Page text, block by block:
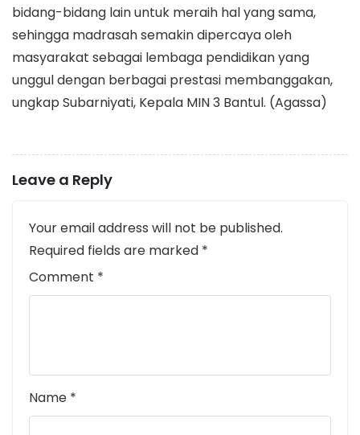
bidang-bidang lain untuk meraih hal yang sama,
sehingga madrasah semakin dipercaya oleh
masyarakat sebagai lembaga pendidikan yang
unggul dengan berbagai prestasi membanggakan,
ungkap Subarniyati, Kepala MIN 3 Bantul. (Agassa)
Leave a Reply
Your email address will not be published.
Required fields are marked *
Comment *
Name *